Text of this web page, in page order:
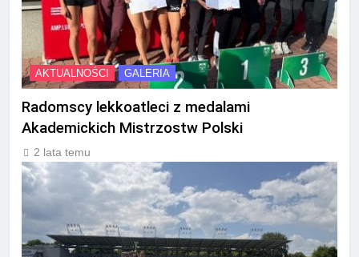
AKTUALNOŚCI GALERIA
Radomscy lekkoatleci z medalami
Akademickich Mistrzostw Polski
2 lata temu